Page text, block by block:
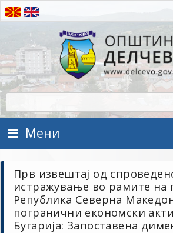
Прескокнете на содржината
Општина Делчево
Општина Делчево
Мени
Прв извештај од
истражување во рамите на
Република Северна
погранични економски
Бугарија: Запоставена